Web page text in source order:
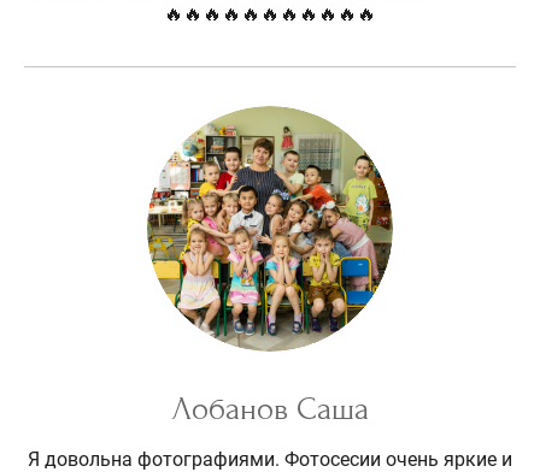
🔥🔥🔥🔥🔥🔥🔥🔥🔥🔥🔥
Лобанов Саша
Я довольна фотографиями. Фотосесии очень яркие и